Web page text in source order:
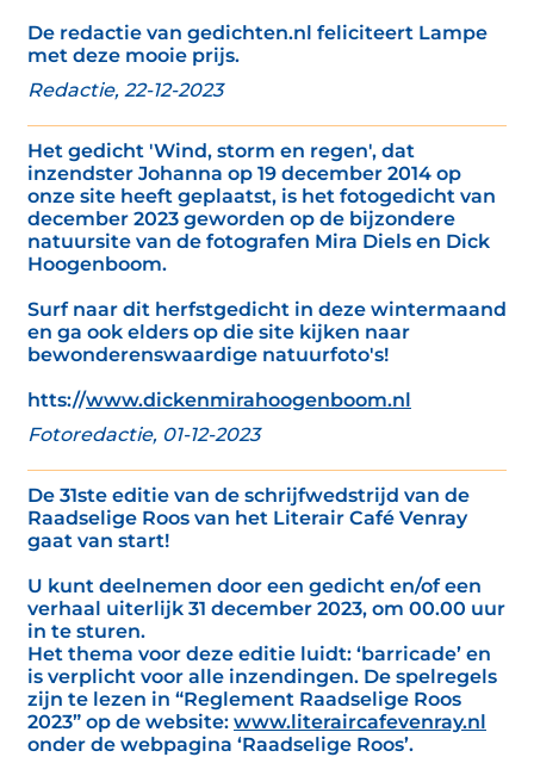
De redactie van gedichten.nl feliciteert Lampe
met deze mooie prijs.
Redactie, 22-12-2023
Het gedicht 'Wind, storm en regen', dat
inzendster Johanna op 19 december 2014 op
onze site heeft geplaatst, is het fotogedicht van
december 2023 geworden op de bijzondere
natuursite van de fotografen Mira Diels en Dick
Hoogenboom.
Surf naar dit herfstgedicht in deze wintermaand
en ga ook elders op die site kijken naar
bewonderenswaardige natuurfoto's!
htts://www.dickenmirahoogenboom.nl
Fotoredactie, 01-12-2023
De 31ste editie van de schrijfwedstrijd van de
Raadselige Roos van het Literair Café Venray
gaat van start!
U kunt deelnemen door een gedicht en/of een
verhaal uiterlijk 31 december 2023, om 00.00 uur
in te sturen.
Het thema voor deze editie luidt: ‘barricade’ en
is verplicht voor alle inzendingen. De spelregels
zijn te lezen in “Reglement Raadselige Roos
2023” op de website: www.literaircafevenray.nl
onder de webpagina ‘Raadselige Roos’.